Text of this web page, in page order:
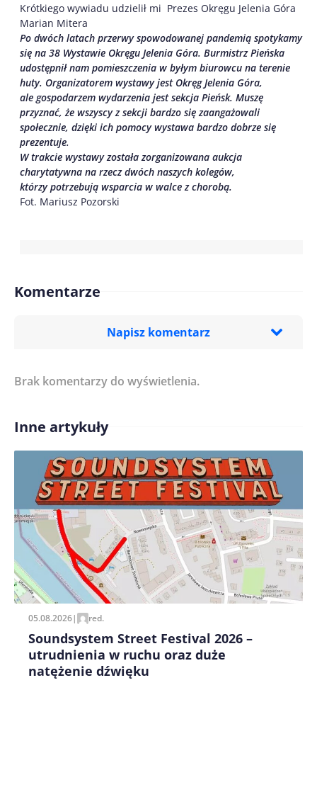
Krótkiego wywiadu udzielił mi Prezes Okręgu Jelenia Góra
Marian Mitera
Po dwóch latach przerwy spowodowanej pandemią spotykamy
się na 38 Wystawie Okręgu Jelenia Góra. Burmistrz Pieńska
udostępnił nam pomieszczenia w byłym biurowcu na terenie
huty. Organizatorem wystawy jest Okręg Jelenia Góra,
ale gospodarzem wydarzenia jest sekcja Pieńsk. Muszę
przyznać, że wszyscy z sekcji bardzo się zaangażowali
społecznie, dzięki ich pomocy wystawa bardzo dobrze się
prezentuje.
W trakcie wystawy została zorganizowana aukcja
charytatywna na rzecz dwóch naszych kolegów,
którzy potrzebują wsparcia w walce z chorobą.
Fot. Mariusz Pozorski
Komentarze
Napisz komentarz
Treść komentarza*
Imię/ Nick*
Zapamiętaj moje dane w tej przeglądarce podczas
pisania kolejnych komentarzy.
Brak komentarzy do wyświetlenia.
Inne artykuły
05.08.2026| red.
Soundsystem Street Festival 2026 –
utrudnienia w ruchu oraz duże
natężenie dźwięku